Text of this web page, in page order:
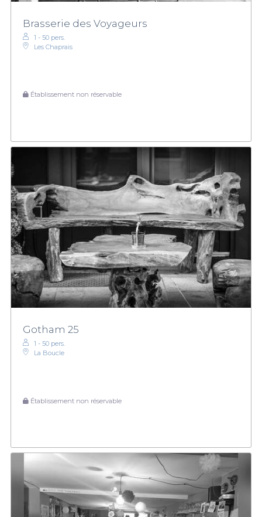
Brasserie des Voyageurs
1 - 50 pers.
Les Chaprais
Établissement non réservable
Gotham 25
1 - 50 pers.
La Boucle
Établissement non réservable